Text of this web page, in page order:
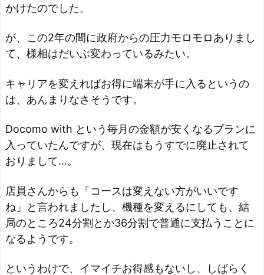
かけたのでした。
が、この2年の間に政府からの圧力モロモロありまし
て、様相はだいぶ変わっているみたい。
キャリアを変えればお得に端末が手に入るというの
は、あんまりなさそうです。
Docomo with という毎月の金額が安くなるプランに
入っていたんですが、現在はもうすでに廃止されて
おりまして…。
店員さんからも「コースは変えない方がいいです
ね」と言われましたし、機種を変えるにしても、結
局のところ24分割とか36分割で普通に支払うことに
なるようです。
というわけで、イマイチお得感もないし、しばらく